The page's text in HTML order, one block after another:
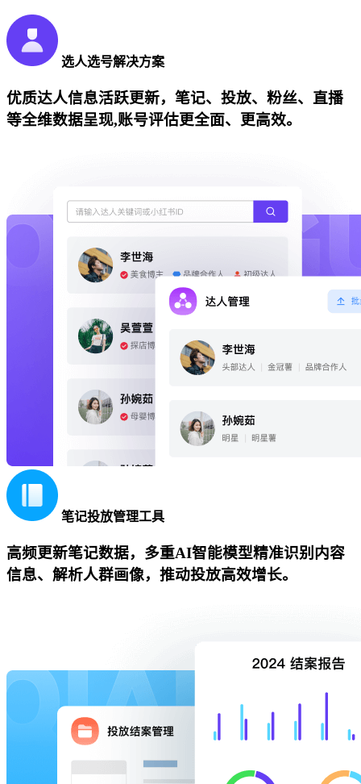
选人选号解决方案
优质达人信息活跃更新，笔记、投放、粉丝、直播
等全维数据呈现,账号评估更全面、更高效。
笔记投放管理工具
高频更新笔记数据，多重AI智能模型精准识别内容
信息、解析人群画像，推动投放高效增长。